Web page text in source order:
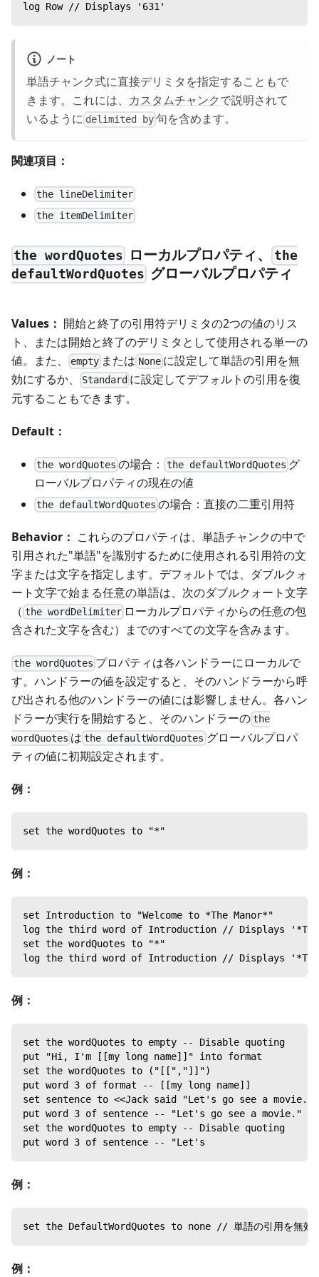
log Row // Displays '631'
ノート
単語チャンク式に直接デリミタを指定することもで
きます。これには、 カスタムチャンクで説明されて
いるように delimited by 句を含めます。
関連項目：
the lineDelimiter
the itemDelimiter
the wordQuotes ローカルプロパティ、 the
defaultWordQuotes グローバルプロパティ
Values： 開始と終了の引用符デリミタの2つの値のリス
ト、または開始と終了のデリミタとして使用される単一の
値。また、
empty または Noneに設定して単語の引用を無
効にするか、
Standard に設定してデフォルトの引用を復
元することもできます。
Default：
the wordQuotes の場合： the defaultWordQuotes グ
ローバルプロパティの現在の値
the defaultWordQuotes の場合：直接の二重引用符
Behavior： これらのプロパティは、単語チャンクの中で
引用された"単語"を識別するために使用される引用符の文
字または文字を指定します。デフォルトでは、ダブルクォ
ート文字で始まる任意の単語は、次のダブルクォート文字
（ the wordDelimiter ローカルプロパティからの任意の包
含された文字を含む）までのすべての文字を含みます。
the wordQuotes プロパティは各ハンドラーにローカルで
す。ハンドラーの値を設定すると、そのハンドラーから呼
び出される他のハンドラーの値には影響しません。各ハン
ドラーが実行を開始すると、そのハンドラーのthe
wordQuotes はthe defaultWordQuotes グローバルプロパ
ティの値に初期設定されます。
例：
set the wordQuotes to "*"
例：
set Introduction to "Welcome to *The Manor*"
log the third word of Introduction // Displays '*The
set the wordQuotes to "*"
log the third word of Introduction // Displays '*The
例：
set the wordQuotes to empty -- Disable quoting
put "Hi, I'm [[my long name]]" into format
set the wordQuotes to ("[[","]]")
put word 3 of format -- [[my long name]]
set sentence to <<Jack said "Let's go see a
put word 3 of sentence -- "Let's go see a movie."
set the wordQuotes to empty -- Disable quoting
put word 3 of sentence -- "Let's
例：
set the DefaultWordQuotes to none // 単語の引用を無効
例：